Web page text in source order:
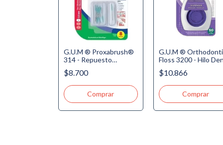
G.U.M ® Proxabrush®
314 - Repuesto
Cepillos Interdentales -
1 - Fino Cilíndrico -
0.8mm x 8u.
$8.700
G.U.M ®
Floss 3200 - Hilo
para Ortodoncia con
enhebrador y
dispensador - 50
de
$10.866